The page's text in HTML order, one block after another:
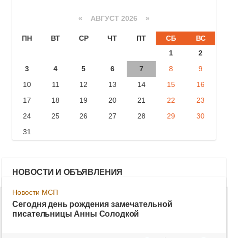
« АВГУСТ 2026 »
ПН ВТ СР ЧТ ПТ СБ
ВС
1
2
3
4 5 6 7 8
9
10
11 12 13 14 15
16
17
18 19 20 21 22
23
24
25 26 27 28 29
30
31
НОВОСТИ И ОБЪЯВЛЕНИЯ
Новости МСП
Сегодня день рождения замечательной
писательницы Анны Солодкой